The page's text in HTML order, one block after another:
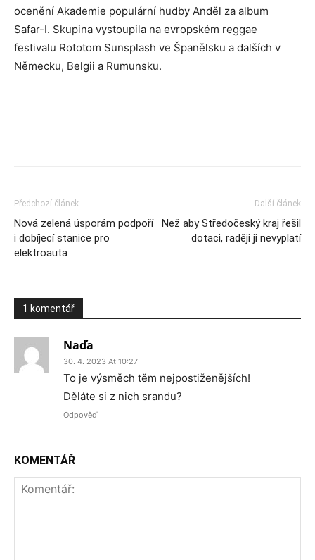
ocenění Akademie populární hudby Anděl za album
Safar-I. Skupina vystoupila na evropském reggae
festivalu Rototom Sunsplash ve Španělsku a dalších v
Německu, Belgii a Rumunsku.
Předchozí článek
Nová zelená úsporám podpoří
i dobíjecí stanice pro
elektroauta
Další článek
Než aby Středočeský kraj řešil
dotaci, raději ji nevyplatí
1 komentář
Naďa
30. 4. 2023 At 10:27
To je výsměch těm nejpostiženějších!
Děláte si z nich srandu?
Odpověď
KOMENTÁŘ